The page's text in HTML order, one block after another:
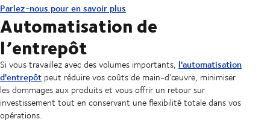
Parlez-nous pour en savoir plus
Automatisation de
l’entrepôt
Si vous travaillez avec des volumes importants, l'automatisation
d'entrepôt peut réduire vos coûts de main-d'œuvre, minimiser
les dommages aux produits et vous offrir un retour sur
investissement tout en conservant une flexibilité totale dans vos
opérations.